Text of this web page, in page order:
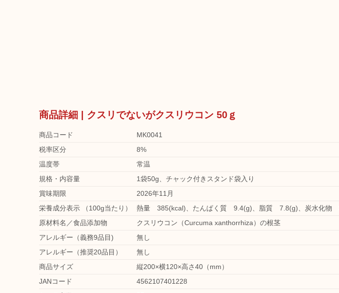
商品詳細 | クスリでないがクスリウコン 50ｇ
商品コード
MK0041
税率区分
8%
温度帯
常温
規格・内容量
1袋50g、チャック付きスタンド袋入り
賞味期限
2026年11月
栄養成分表示 （100g当たり）
熱量 385(kcal)、たんぱく質 9.4(g)、脂質 7.8(g)、炭水化
原材料名／食品添加物
クスリウコン（Curcuma xanthorrhiza）の根茎
アレルギー（義務9品目)
無し
アレルギー（推奨20品目）
無し
商品サイズ
縦200×横120×高さ40（mm）
JANコード
4562107401228